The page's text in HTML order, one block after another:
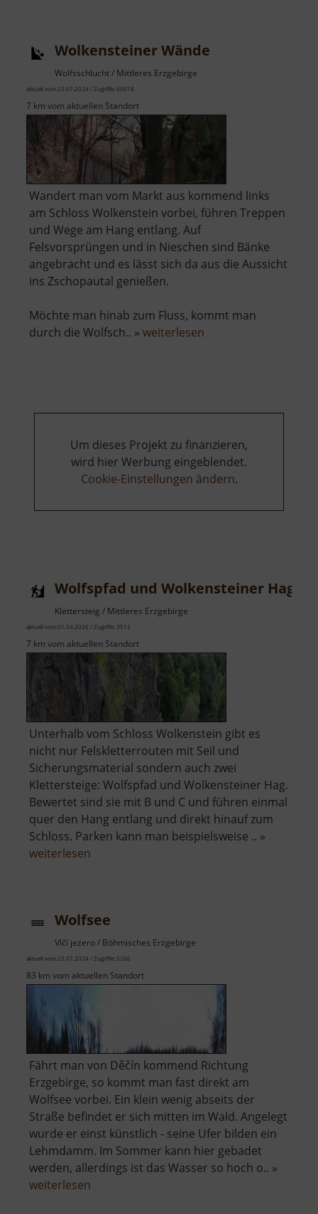
Wolkensteiner Wände
Wolfsschlucht / Mittleres Erzgebirge
aktuell vom 23.07.2024 / Zugriffe: 60018
7 km vom aktuellen Standort
Wandert man vom Markt aus kommend links
am Schloss Wolkenstein vorbei, führen Treppen
und Wege am Hang entlang. Auf
Felsvorsprüngen und in Nieschen sind Bänke
angebracht und es lässt sich da aus die Aussicht
ins Zschopautal genießen.
Möchte man hinab zum Fluss, kommt man
durch die Wolfsch.. » weiterlesen
Um dieses Projekt zu finanzieren,
wird hier Werbung eingeblendet.
Cookie-Einstellungen ändern.
Wolfspfad und Wolkensteiner Hag
Klettersteig / Mittleres Erzgebirge
aktuell vom 01.04.2026 / Zugriffe: 3513
7 km vom aktuellen Standort
Unterhalb vom Schloss Wolkenstein gibt es
nicht nur Felskletterrouten mit Seil und
Sicherungsmaterial sondern auch zwei
Klettersteige: Wolfspfad und Wolkensteiner Hag.
Bewertet sind sie mit B und C und führen einmal
quer den Hang entlang und direkt hinauf zum
Schloss. Parken kann man beispielsweise .. »
weiterlesen
Hag
Wolfsee
Vlčí jezero / Böhmisches Erzgebirge
aktuell vom 23.07.2024 / Zugriffe: 5266
83 km vom aktuellen Standort
Fährt man von Děčín kommend Richtung
Erzgebirge, so kommt man fast direkt am
Wolfsee vorbei. Ein klein wenig abseits der
Straße befindet er sich mitten im Wald. Angelegt
wurde er einst künstlich - seine Ufer bilden ein
Lehmdamm. Im Sommer kann hier gebadet
werden, allerdings ist das Wasser so hoch o.. »
weiterlesen